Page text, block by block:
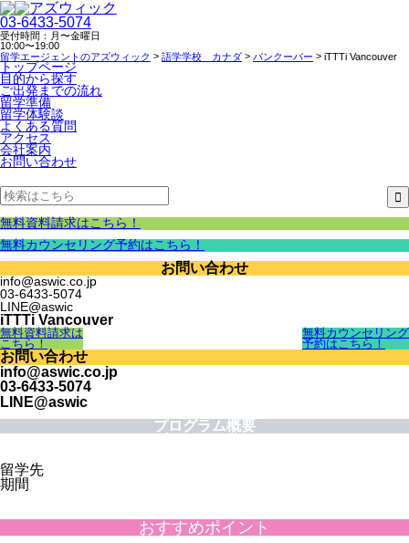
03-6433-5074
受付時間：月〜金曜日
10:00〜19:00
留学エージェントのアズウィック > 語学学校 カナダ > バンクーバー > iTTTi Vancouver
トップページ
目的から探す
ご出発までの流れ
留学準備
留学体験談
よくある質問
アクセス
会社案内
お問い合わせ
無料資料請求はこちら！
無料カウンセリング予約はこちら！
お問い合わせ
info@aswic.co.jp
03-6433-5074
LINE@aswic
iTTTi Vancouver
無料資料請求は
こちら！
無料カウンセリング
予約はこちら！
お問い合わせ
info@aswic.co.jp
03-6433-5074
LINE@aswic
プログラム概要
留学先
期間
おすすめポイント